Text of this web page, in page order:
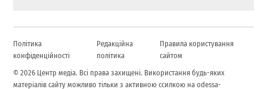
Політика
конфіденційності
Редакційна
політика
Правила користування
сайтом
© 2026 Центр медіа. Всі права захищені. Використання будь-яких
матеріалів сайту можливо тільки з активною ссилкою на odessa-